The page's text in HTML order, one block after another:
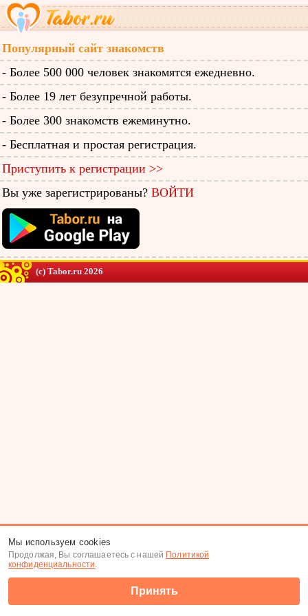
Популярный сайт знакомств
- Более 500 000 человек знакомятся ежедневно.
- Более 19 лет безупречной работы.
- Более 300 знакомств ежеминутно.
- Бесплатная и простая регистрация.
Приступить к регистрации >>
Вы уже зарегистрированы? ВОЙТИ
(c) Tabor.ru 2026
Мы используем cookies
Продолжая, Вы соглашаетесь с нашей Политикой
конфиденциальности.
Принять